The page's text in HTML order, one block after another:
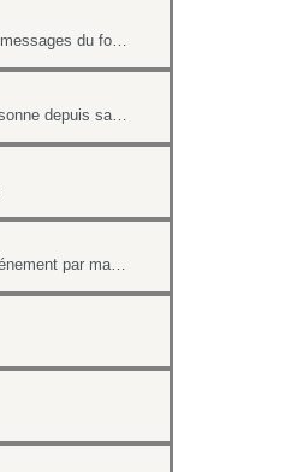
Paramétrage de l'ordre des messages du forum
Ecrire un courrier à une personne depuis sa fiche contact
Faire une invitation à un événement par mail avec option inscription